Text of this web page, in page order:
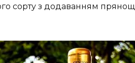
сорту з додаванням